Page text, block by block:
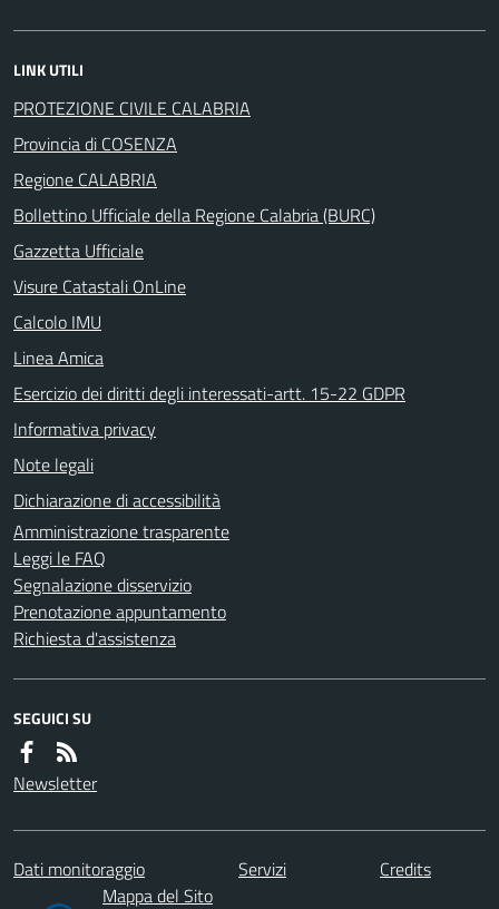
LINK UTILI
PROTEZIONE CIVILE CALABRIA
Provincia di COSENZA
Regione CALABRIA
Bollettino Ufficiale della Regione Calabria (BURC)
Gazzetta Ufficiale
Visure Catastali OnLine
Calcolo IMU
Linea Amica
Esercizio dei diritti degli interessati-artt. 15-22 GDPR
Informativa privacy
Note legali
Dichiarazione di accessibilità
Amministrazione trasparente
Leggi le FAQ
Segnalazione disservizio
Prenotazione appuntamento
Richiesta d'assistenza
SEGUICI SU
Newsletter
Dati monitoraggio Servizi
Credits
Mappa del Sito